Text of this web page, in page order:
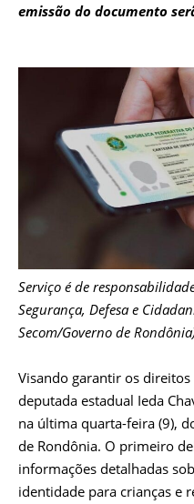
emissão do documento
Serviço é de
Segurança, Defesa e
Secom/Governo de
Visando garantir os
deputada estadual Ieda
na última quarta-feira (9),
de Rondônia. O primeiro
informações detalhadas
identidade para crianças e